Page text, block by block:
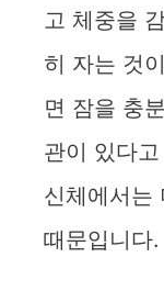
고 체중을
히 자는 것
면 잠을 충
관이 있다
신체에서는
때문입니다.